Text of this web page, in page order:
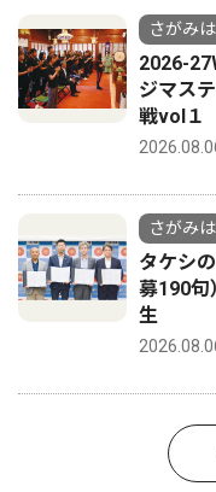
さがみ
2026-
ジマス
戦vol１
さがみ
タケシ
募190
生